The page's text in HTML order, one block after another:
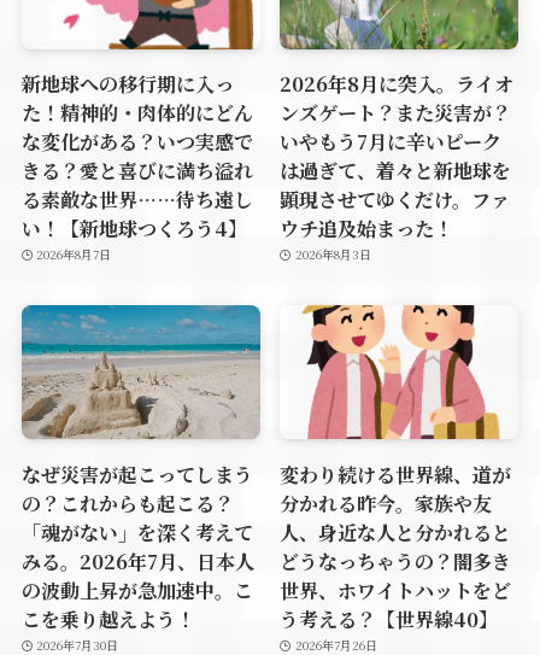
新地球への移行期に入っ
た！精神的・肉体的にどん
な変化がある？いつ実感で
きる？愛と喜びに満ち溢れ
る素敵な世界……待ち遠し
い！【新地球つくろう4】
2026年8月7日
2026年8月に突入。ライオ
ンズゲート？また災害が？
いやもう7月に辛いピーク
は過ぎて、着々と新地球を
顕現させてゆくだけ。ファ
ウチ追及始まった！
2026年8月3日
なぜ災害が起こってしまう
の？これからも起こる？
「魂がない」を深く考えて
みる。2026年7月、日本人
の波動上昇が急加速中。こ
こを乗り越えよう！
2026年7月30日
変わり続ける世界線、道が
分かれる昨今。家族や友
人、身近な人と分かれると
どうなっちゃうの？闇多き
世界、ホワイトハットをど
う考える？【世界線40】
2026年7月26日